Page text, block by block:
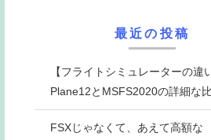
最近の投稿
【フライトシミュレーターの違
Plane12とMSFS2020の詳細な
FSXじゃなくて、あえて高額な